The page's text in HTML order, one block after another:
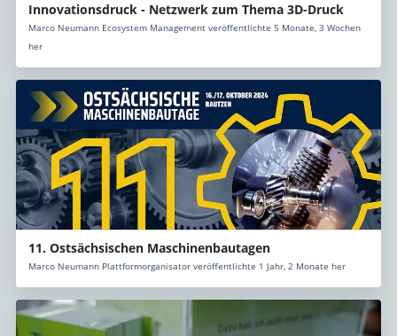
Innovationsdruck - Netzwerk zum Thema 3D-Druck
Marco Neumann Ecosystem Management veröffentlichte 5 Monate, 3 Wochen
her
11. Ostsächsischen Maschinenbautagen
Marco Neumann Plattformorganisator veröffentlichte 1 Jahr, 2 Monate her